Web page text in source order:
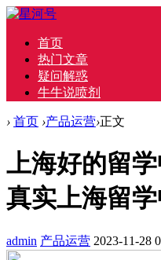
首页
热门文章
疑问解惑
牛牛说喷剂
› 首页 ›产品运营›正文
上海好的留
真实上海留
admin 产品运营 2023-11-28